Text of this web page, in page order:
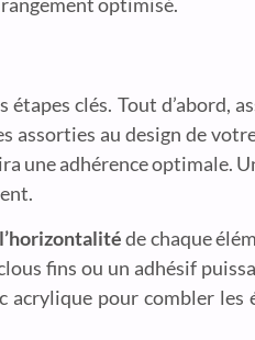
clés. Tout d’abord,
assorties au design de
une adhérence optimale.
de chaque
fins ou un adhésif
acrylique pour combler les